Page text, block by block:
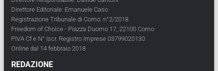
Direttore Editoriale: Emanuele Caso
Registrazione Tribunale di Como: n°2/2018
Freedom of Choice - Piazza Duomo 17, 22100 Como
PIVA Cf e N° Iscr. Registro Imprese 03799020130
Online dal 14 febbraio 2018
REDAZIONE